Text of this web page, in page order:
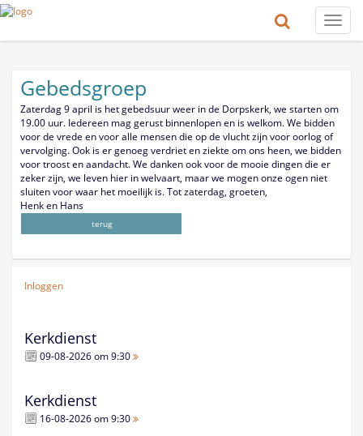
Toggle
Gebedsgroep
Zaterdag 9 april is het gebedsuur weer in de Dorpskerk, we starten om
19.00 uur. Iedereen mag gerust binnenlopen en is welkom. We bidden
voor de vrede en voor alle mensen die op de vlucht zijn voor oorlog of
vervolging. Ook is er genoeg verdriet en ziekte om ons heen, we bidden
voor troost en aandacht. We danken ook voor de mooie dingen die er
zeker zijn, we leven hier in welvaart, maar we mogen onze ogen niet
sluiten voor waar het moeilijk is. Tot zaterdag, groeten,
Henk en Hans
terug
Inloggen
Kerkdienst
09-08-2026 om 9:30
Kerkdienst
16-08-2026 om 9:30